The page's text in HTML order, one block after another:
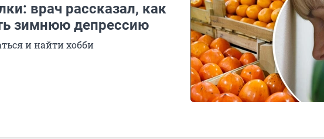
врач рассказал, как
зимнюю депрессию
и найти хобби